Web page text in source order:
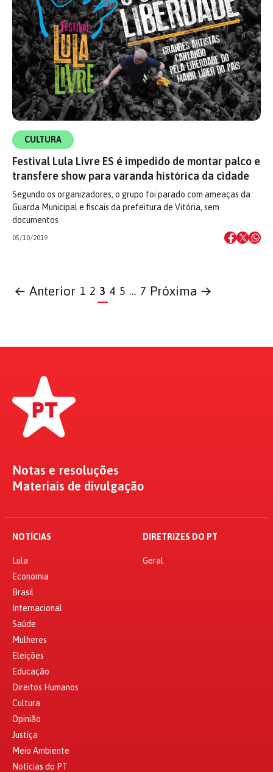
CULTURA
Festival Lula Livre ES é impedido de montar palco e
transfere show para varanda histórica da cidade
Segundo os organizadores, o grupo foi parado com ameaças da
Guarda Municipal e fiscais da prefeitura de Vitória, sem
documentos
05/10/2019
← Anterior 1 2 3 4 5 … 7 Próxima →
Notas e resoluções
Materiais de divulgação
NOTÍCIAS
Lula
Economia
Brasil
Internacional
Saúde
Mulheres
Eleições
Educação
Direitos Humanos
Cultura
Opinião
Justiça
Meio Ambiente
Notícias do PT
DIRETRIZES DO PT
Geral